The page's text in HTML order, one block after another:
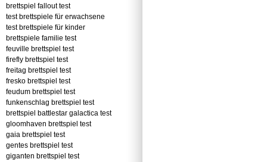
brettspiel fallout test
test brettspiele für erwachsene
test brettspiele für kinder
brettspiele familie test
feuville brettspiel test
firefly brettspiel test
freitag brettspiel test
fresko brettspiel test
feudum brettspiel test
funkenschlag brettspiel test
brettspiel battlestar galactica test
gloomhaven brettspiel test
gaia brettspiel test
gentes brettspiel test
giganten brettspiel test